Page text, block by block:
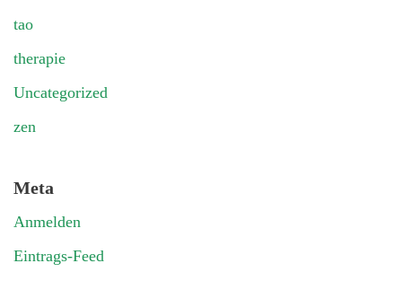
tao
therapie
Uncategorized
zen
Meta
Anmelden
Eintrags-Feed